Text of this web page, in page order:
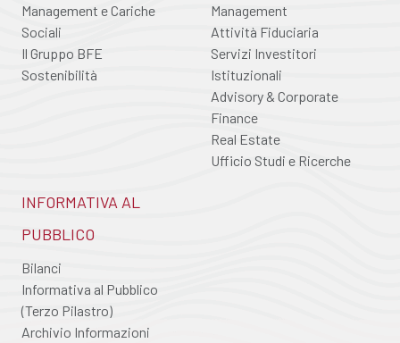
Management e Cariche
Sociali
Il Gruppo BFE
Sostenibilità
Management
Attività Fiduciaria
Servizi Investitori
Istituzionali
Advisory & Corporate
Finance
Real Estate
Ufficio Studi e Ricerche
INFORMATIVA AL
PUBBLICO
Bilanci
Informativa al Pubblico
(Terzo Pilastro)
Archivio Informazioni